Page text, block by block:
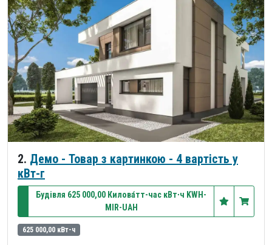
2. Демо - Товар з картинкою - 4 вартість у
кВт-г
Будівля 625 000,00 Килова́тт-час кВт∙ч KWH-
MIR-UAH
625 000,00 кВт-ч